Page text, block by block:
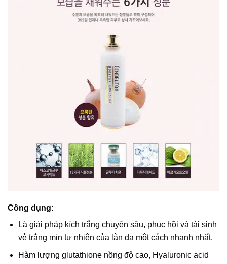
Công dụng:
Là giải pháp kích trắng chuyên sâu, phục hồi và tái sinh
vẻ trắng mịn tự nhiên của làn da một cách nhanh nhất.
Hàm lượng glutathione nồng độ cao, Hyaluronic acid